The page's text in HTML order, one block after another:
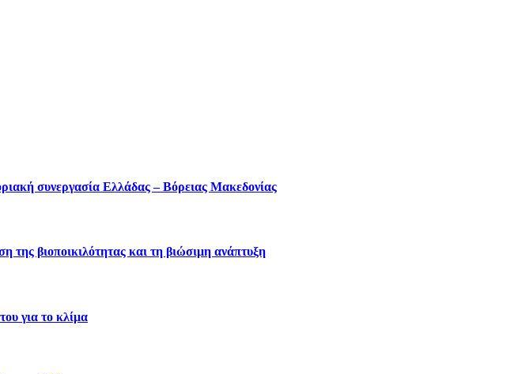
συνεργασία Ελλάδας – Βόρειας Μακεδονίας
της βιοποικιλότητας και τη βιώσιμη ανάπτυξη
για το κλίμα